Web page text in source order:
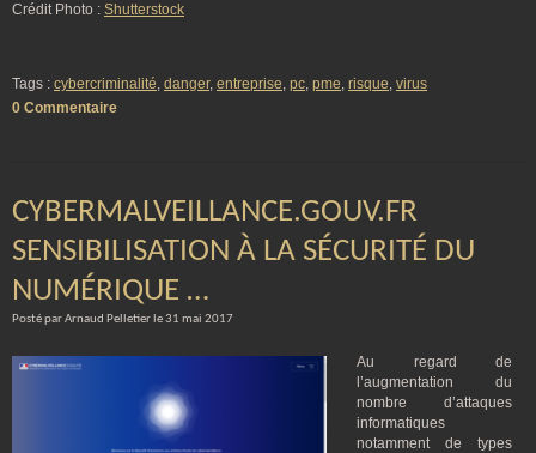
Crédit Photo : Shutterstock
Tags : cybercriminalité, danger, entreprise, pc, pme, risque, virus
0 Commentaire
CYBERMALVEILLANCE.GOUV.FR
SENSIBILISATION À LA SÉCURITÉ DU
NUMÉRIQUE …
Posté par Arnaud Pelletier le 31 mai 2017
Au regard de
l’augmentation du
nombre d’attaques
informatiques
notamment de types